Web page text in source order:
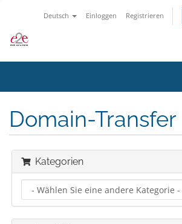
Deutsch Einloggen Registrieren
Domain-Transfer
Kategorien